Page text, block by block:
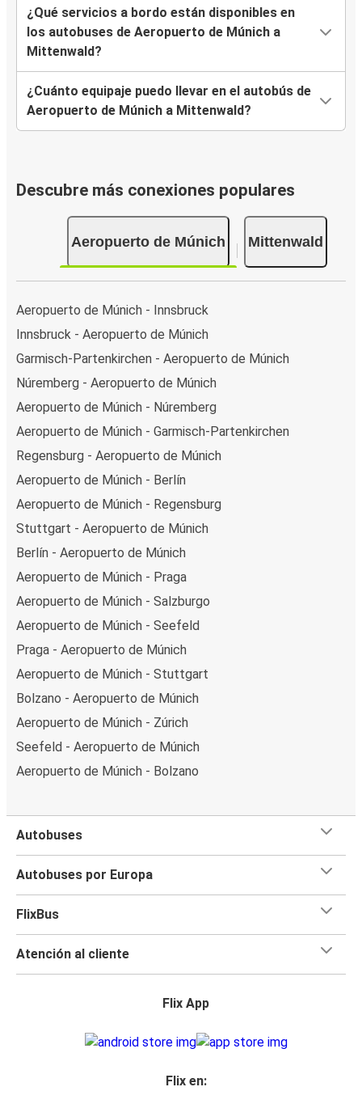
¿Qué servicios a bordo están disponibles en
los autobuses de Aeropuerto de Múnich a
Mittenwald?
¿Cuánto equipaje puedo llevar en el autobús de
Aeropuerto de Múnich a Mittenwald?
Descubre más conexiones populares
Aeropuerto de Múnich Mittenwald
Aeropuerto de Múnich - Innsbruck
Innsbruck - Aeropuerto de Múnich
Garmisch-Partenkirchen - Aeropuerto de Múnich
Núremberg - Aeropuerto de Múnich
Aeropuerto de Múnich - Núremberg
Aeropuerto de Múnich - Garmisch-Partenkirchen
Regensburg - Aeropuerto de Múnich
Aeropuerto de Múnich - Berlín
Aeropuerto de Múnich - Regensburg
Stuttgart - Aeropuerto de Múnich
Berlín - Aeropuerto de Múnich
Aeropuerto de Múnich - Praga
Aeropuerto de Múnich - Salzburgo
Aeropuerto de Múnich - Seefeld
Praga - Aeropuerto de Múnich
Aeropuerto de Múnich - Stuttgart
Bolzano - Aeropuerto de Múnich
Aeropuerto de Múnich - Zúrich
Seefeld - Aeropuerto de Múnich
Aeropuerto de Múnich - Bolzano
Autobuses
Autobuses por Europa
FlixBus
Atención al cliente
Flix App
Flix en: